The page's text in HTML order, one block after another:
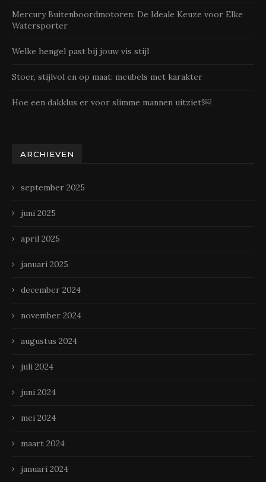
Mercury Buitenboordmotoren: De Ideale Keuze voor Elke
Watersporter
Welke hengel past bij jouw vis stijl
Stoer, stijlvol en op maat: meubels met karakter
Hoe een dakklus er voor slimme mannen uitziet!￼
ARCHIEVEN
september 2025
juni 2025
april 2025
januari 2025
december 2024
november 2024
augustus 2024
juli 2024
juni 2024
mei 2024
maart 2024
januari 2024